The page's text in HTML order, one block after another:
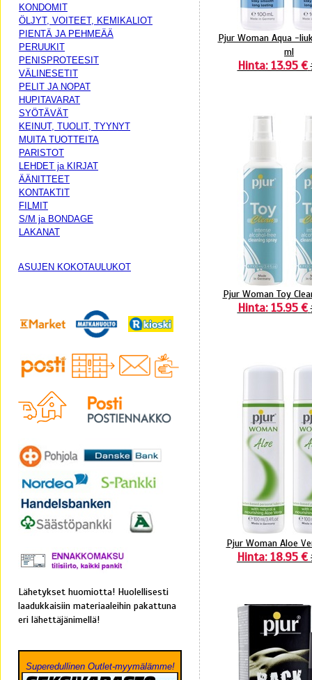
KONDOMIT
ÖLJYT, VOITEET, KEMIKALIOT
PIENTÄ JA PEHMEÄÄ
PERUUKIT
PENISPROTEESIT
VÄLINESETIT
PELIT JA NOPAT
HUPITAVARAT
SYÖTÄVÄT
KEINUT, TUOLIT, TYYNYT
MUITA TUOTTEITA
PARISTOT
LEHDET ja KIRJAT
ÄÄNITTEET
KONTAKTIT
FILMIT
S/M ja BONDAGE
LAKANAT
ASUJEN KOKOTAULUKOT
Lähetykset huomiotta! Huolellisesti
laadukkaisiin materiaaleihin pakattuna
eri lähettäjänimellä!
Superedullinen Outlet-myymälämme!
Pjur Woman Aqua -
ml
Hinta: 13.95 €
Pjur Woman Toy
Hinta: 15.95 €
Pjur Woman Aloe
Hinta: 18.95 €